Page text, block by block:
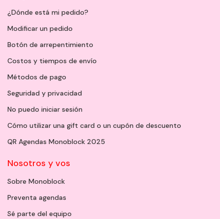
¿Dónde está mi pedido?
Modificar un pedido
Botón de arrepentimiento
Costos y tiempos de envío
Métodos de pago
Seguridad y privacidad
No puedo iniciar sesión
Cómo utilizar una gift card o un cupón de descuento
QR Agendas Monoblock 2025
Nosotros y vos
Sobre Monoblock
Preventa agendas
Sé parte del equipo